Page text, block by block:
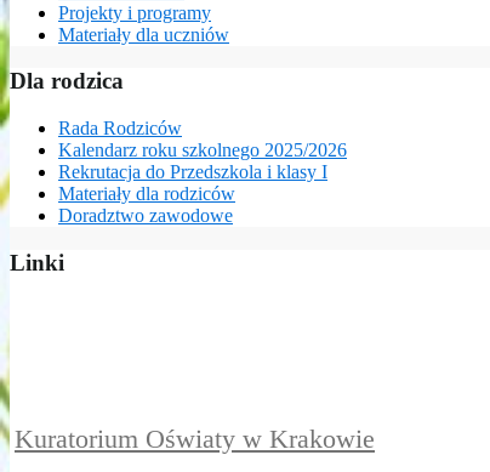
Projekty i programy
Materiały dla uczniów
Dla rodzica
Rada Rodziców
Kalendarz roku szkolnego 2025/2026
Rekrutacja do Przedszkola i klasy I
Materiały dla rodziców
Doradztwo zawodowe
Linki
Kuratorium Oświaty w Krakowie